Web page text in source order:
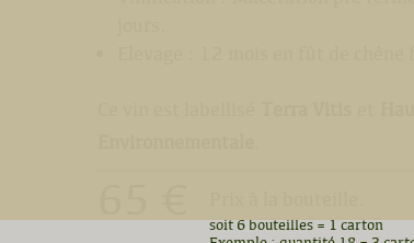
soit 6 bouteilles = 1 carton